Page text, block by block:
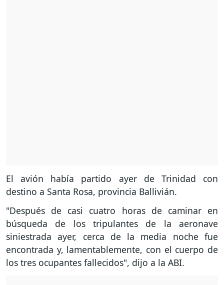
El avión había partido ayer de Trinidad con
destino a Santa Rosa, provincia Ballivián.
"Después de casi cuatro horas de caminar en
búsqueda de los tripulantes de la aeronave
siniestrada ayer, cerca de la media noche fue
encontrada y, lamentablemente, con el cuerpo de
los tres ocupantes fallecidos", dijo a la ABI.